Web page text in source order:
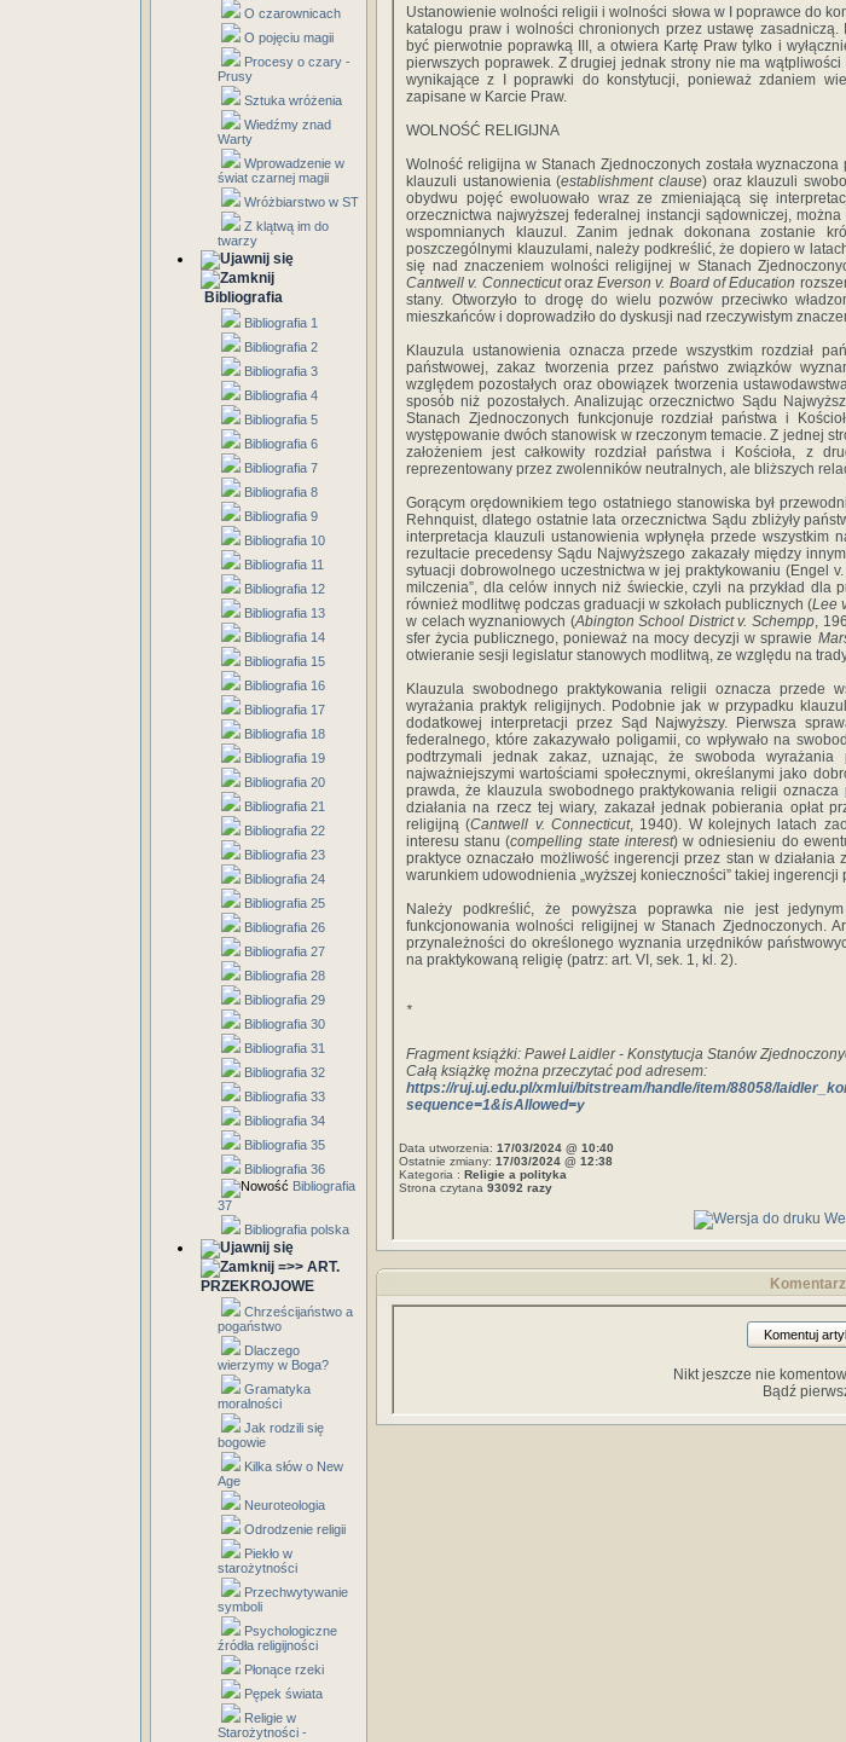
O czarownicach
O pojęciu magii
Procesy o czary -
Prusy
Sztuka wróżenia
Wiedźmy znad
Warty
Wprowadzenie w
świat czarnej magii
Wróżbiarstwo w ST
Z klątwą im do
twarzy
Bibliografia
Bibliografia 1
Bibliografia 2
Bibliografia 3
Bibliografia 4
Bibliografia 5
Bibliografia 6
Bibliografia 7
Bibliografia 8
Bibliografia 9
Bibliografia 10
Bibliografia 11
Bibliografia 12
Bibliografia 13
Bibliografia 14
Bibliografia 15
Bibliografia 16
Bibliografia 17
Bibliografia 18
Bibliografia 19
Bibliografia 20
Bibliografia 21
Bibliografia 22
Bibliografia 23
Bibliografia 24
Bibliografia 25
Bibliografia 26
Bibliografia 27
Bibliografia 28
Bibliografia 29
Bibliografia 30
Bibliografia 31
Bibliografia 32
Bibliografia 33
Bibliografia 34
Bibliografia 35
Bibliografia 36
Bibliografia
37
Bibliografia polska
=>> ART.
PRZEKROJOWE
Chrześcijaństwo a
pogaństwo
Dlaczego
wierzymy w Boga?
Gramatyka
moralności
Jak rodzili się
bogowie
Kilka słów o New
Age
Neuroteologia
Odrodzenie religii
Piekło w
starożytności
Przechwytywanie
symboli
Psychologiczne
źródła religijności
Płonące rzeki
Pępek świata
Religie w
Starożytności -
Ustanowienie wolności religii i wolności słowa w I poprawce do
katalogu praw i wolności chronionych przez ustawę
być pierwotnie poprawką III, a otwiera Kartę Praw tylko i
pierwszych poprawek. Z drugiej jednak strony nie ma
wynikające z I poprawki do konstytucji, ponieważ zdaniem
zapisane w Karcie Praw.
WOLNOŚĆ RELIGIJNA
Wolność religijna w Stanach Zjednoczonych została
klauzuli ustanowienia (establishment clause) oraz klauzuli
obydwu pojęć ewoluowało wraz ze zmieniającą się
orzecznictwa najwyższej federalnej instancji sądowniczej,
wspomnianych klauzul. Zanim jednak dokonana zostanie
poszczególnymi klauzulami, należy podkreślić, że dopiero w
się nad znaczeniem wolności religijnej w Stanach
Cantwell v. ConnecticutorazEverson v. Board of Education
stany. Otworzyło to drogę do wielu pozwów przeciwko
mieszkańców i doprowadziło do dyskusji nad rzeczywistym
Klauzula ustanowienia oznacza przede wszystkim rozdział
państwowej, zakaz tworzenia przez państwo związków
względem pozostałych oraz obowiązek tworzenia
sposób niż pozostałych. Analizując orzecznictwo Sądu
Stanach Zjednoczonych funkcjonuje rozdział państwa i
występowanie dwóch stanowisk w rzeczonym temacie. Z jednej
założeniem jest całkowity rozdział państwa i Kościoła, z
reprezentowany przez zwolenników neutralnych, ale bliższych
Gorącym orędownikiem tego ostatniego stanowiska był
Rehnquist, dlatego ostatnie lata orzecznictwa Sądu zbliżyły
interpretacja klauzuli ustanowienia wpłynęła przede
rezultacie precedensy Sądu Najwyższego zakazały między
sytuacji dobrowolnego uczestnictwa w jej praktykowaniu (Engel
milczenia”, dla celów innych niż świeckie, czyli na przykład dla
również modlitwę podczas graduacji w szkołach publicznych (Lee
w celach wyznaniowych (Abington School District v. Schempp,
sfer życia publicznego, ponieważ na mocy decyzji w sprawie
otwieranie sesji legislatur stanowych modlitwą, ze względu na
Klauzula swobodnego praktykowania religii oznacza przede
wyrażania praktyk religijnych. Podobnie jak w przypadku
dodatkowej interpretacji przez Sąd Najwyższy. Pierwsza
federalnego, które zakazywało poligamii, co wpływało na
podtrzymali jednak zakaz, uznając, że swoboda
najważniejszymi wartościami społecznymi, określanymi jako
prawda, że klauzula swobodnego praktykowania religii
działania na rzecz tej wiary, zakazał jednak pobierania opłat
religijną (Cantwell v. Connecticut, 1940). W kolejnych latach
interesu stanu (compelling state interest) w odniesieniu do
praktyce oznaczało możliwość ingerencji przez stan w
warunkiem udowodnienia „wyższej konieczności” takiej ingerencji
Należy podkreślić, że powyższa poprawka nie jest
funkcjonowania wolności religijnej w Stanach Zjednoczonych.
przynależności do określonego wyznania urzędników
na praktykowaną religię (patrz: art. VI, sek. 1, kl. 2).
*
Fragment książki: Paweł Laidler - Konstytucja Stanów
Całą książkę można przeczytać pod adresem:
https://ruj.uj.edu.pl/xmlui/bitstream/handle/item/88058/
sequence=1&isAllowed=y
Data utworzenia: 17/03/2024 @ 10:40
Ostatnie zmiany: 17/03/2024 @ 12:38
Kategoria : Religie a polityka
Strona czytana 93092 razy
Komentuj
Nikt jeszcze nie
Bądź